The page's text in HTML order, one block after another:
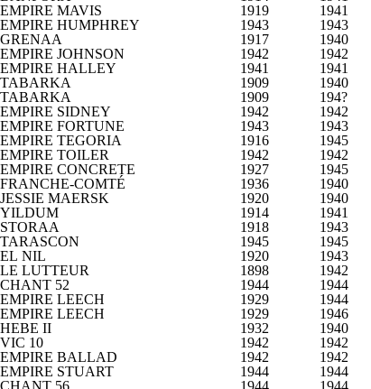
EMPIRE MAVIS
1919 1941
EMPIRE HUMPHREY
1943 1943
GRENAA
1917 1940
EMPIRE JOHNSON
1942 1942
EMPIRE HALLEY
1941 1941
TABARKA
1909 1940
TABARKA
1909 194?
EMPIRE SIDNEY
1942 1942
EMPIRE FORTUNE
1943 1943
EMPIRE TEGORIA
1916 1945
EMPIRE TOILER
1942 1942
EMPIRE CONCRETE
1927 1945
FRANCHE-COMTÉ
1936 1940
JESSIE MAERSK
1920 1940
YILDUM
1914 1941
STORAA
1918 1943
TARASCON
1945 1945
EL NIL
1920 1943
LE LUTTEUR
1898 1942
CHANT 52
1944 1944
EMPIRE LEECH
1929 1944
EMPIRE LEECH
1929 1946
HEBE II
1932 1940
VIC 10
1942 1942
EMPIRE BALLAD
1942 1942
EMPIRE STUART
1944 1944
CHANT 56
1944 1944